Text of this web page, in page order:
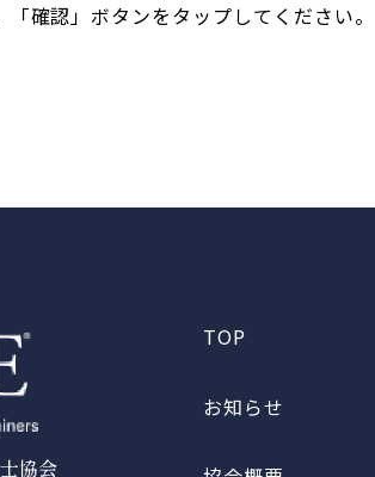
確認」ボタンをタップしてください。
協会
TOP
お知らせ